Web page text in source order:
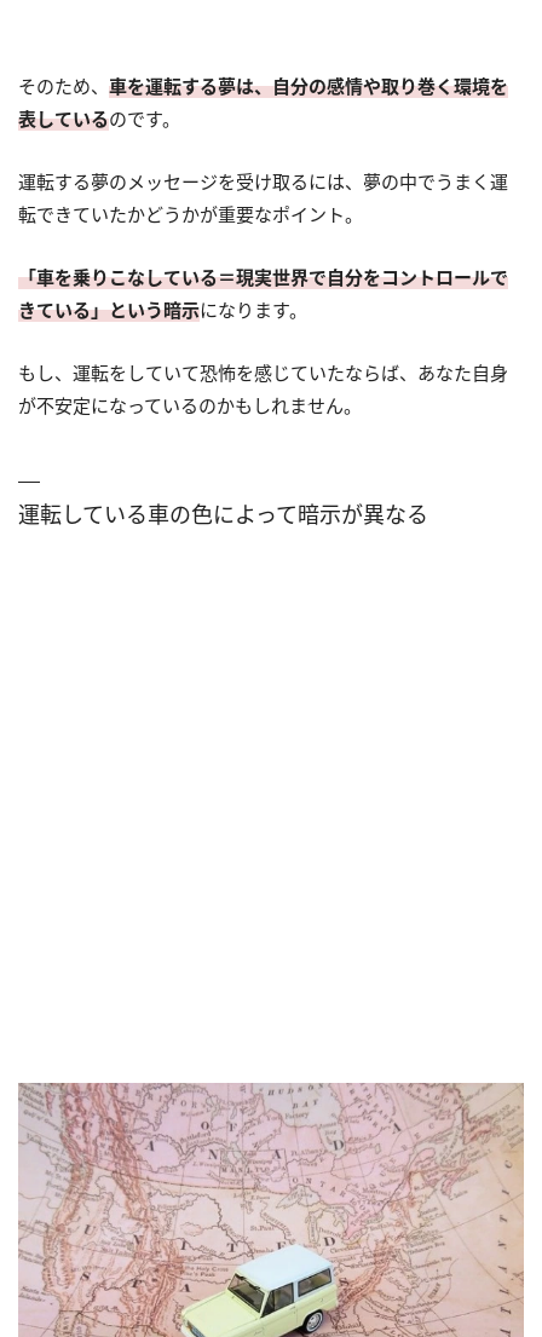
そのため、 車を運転する夢は、自分の感情や取り巻く環境を
表しているのです。
運転する夢のメッセージを受け取るには、夢の中でうまく運
転できていたかどうかが重要なポイント。
「車を乗りこなしている＝現実世界で自分をコントロールで
きている」という暗示になります。
もし、運転をしていて恐怖を感じていたならば、あなた自身
が不安定になっているのかもしれません。
運転している車の色によって暗示が異なる